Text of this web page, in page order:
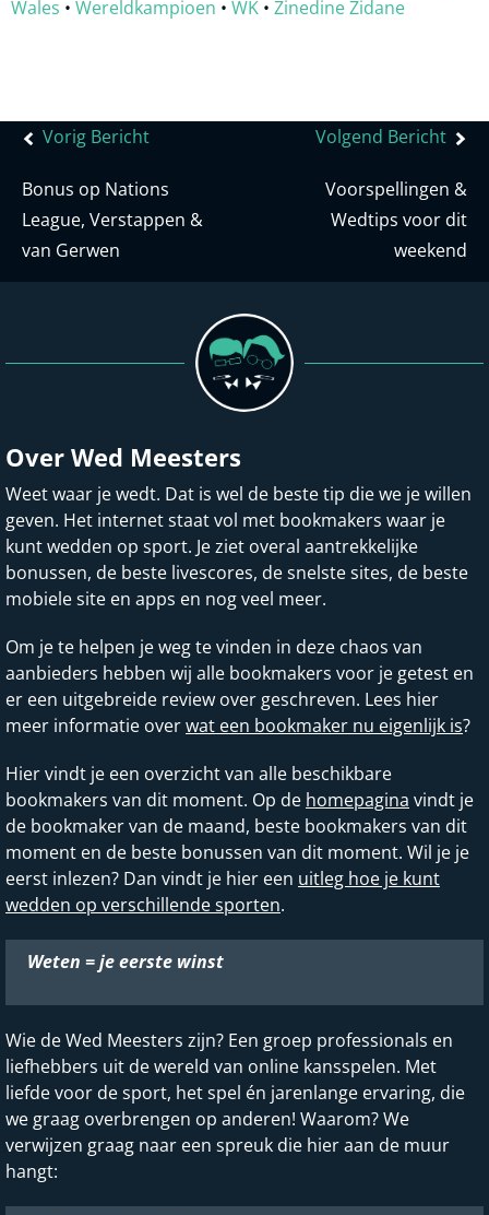
Wales • Wereldkampioen • WK • Zinedine Zidane
Bericht
Vorig Bericht
Bonus op Nations
League, Verstappen &
van Gerwen
Volgend Bericht
Voorspellingen &
Wedtips voor dit
weekend
Over Wed Meesters
Weet waar je wedt. Dat is wel de beste tip die we je willen
geven. Het internet staat vol met bookmakers waar je
kunt wedden op sport. Je ziet overal aantrekkelijke
bonussen, de beste livescores, de snelste sites, de beste
mobiele site en apps en nog veel meer.
Om je te helpen je weg te vinden in deze chaos van
aanbieders hebben wij alle bookmakers voor je getest en
er een uitgebreide review over geschreven. Lees hier
meer informatie overwat een bookmaker nu eigenlijk is?
Hier vindt je een overzicht van alle beschikbare
bookmakers van dit moment. Op de homepagina vindt je
de bookmaker van de maand, beste bookmakers van dit
moment en de beste bonussen van dit moment. Wil je je
eerst inlezen? Dan vindt je hier een uitleg hoe je kunt
wedden op verschillende sporten.
Weten = je eerste winst
Wie de Wed Meesters zijn? Een groep professionals en
liefhebbers uit de wereld van online kansspelen. Met
liefde voor de sport, het spel én jarenlange ervaring, die
we graag overbrengen op anderen! Waarom? We
verwijzen graag naar een spreuk die hier aan de muur
hangt: